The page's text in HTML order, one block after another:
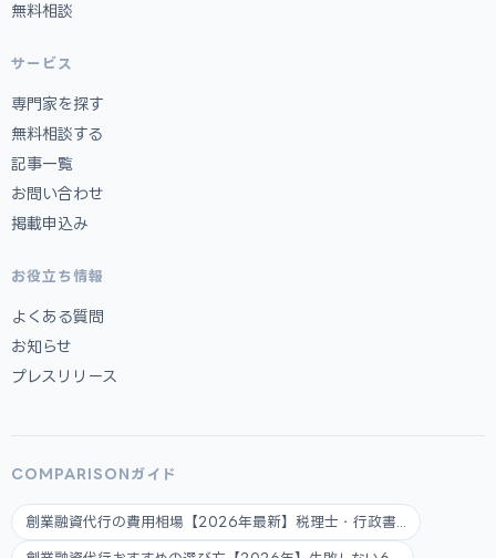
無料相談
サービス
専門家を探す
無料相談する
記事一覧
お問い合わせ
掲載申込み
お役立ち情報
よくある質問
お知らせ
プレスリリース
COMPARISONガイド
創業融資代行の費用相場【2026年最新】税理士・行政書...